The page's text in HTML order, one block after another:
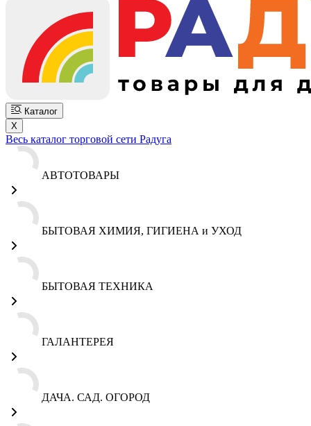
Каталог
X
Весь каталог торговой сети Радуга
АВТОТОВАРЫ
БЫТОВАЯ ХИМИЯ, ГИГИЕНА и УХОД
БЫТОВАЯ ТЕХНИКА
ГАЛАНТЕРЕЯ
ДАЧА. САД. ОГОРОД